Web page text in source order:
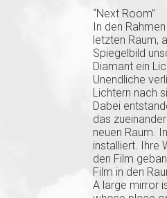
“Next Room”
In den
letzten Raum,
Spiegelbild
Diamant ein
Unendliche
Lichtern nach
Dabei
das
neuen Raum.
installiert. Ihre
den Film
Film in den
A large mirror